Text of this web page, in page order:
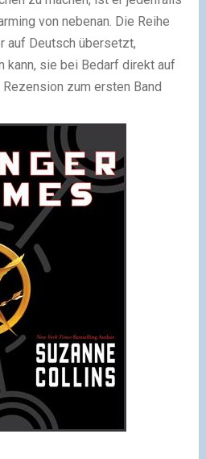
von nebenan. Die Reihe
auf Deutsch übersetzt,
kann, sie bei Bedarf direkt auf
zum ersten Band